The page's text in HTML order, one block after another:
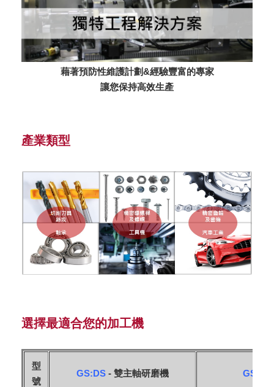
藉著預防性維護計劃&經驗豐富的專家
讓您保持高效生產
產業類型
選擇最適合您的加工機
型
號
GS:DS - 雙主軸研磨機 GS:TI